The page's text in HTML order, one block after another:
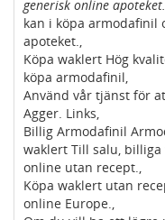
generisk online
kan i köpa
apoteket.,
Köpa waklert Hög
köpa armodafinil,
Använd vår tjänst för
Agger. Links,
Billig Armodafinil
waklert Till salu,
online utan recept.,
Köpa waklert utan
online Europe.,